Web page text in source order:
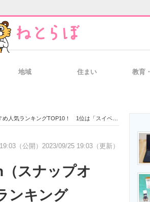
経営リーダーのコミ
製造業のIT導入・活
地域 住まい 教育
！ 1位は「スイベルヘッドのラチェットハンドル」
（公開） 2023/09/25 19:03（更新）
（スナップオ
ンキング